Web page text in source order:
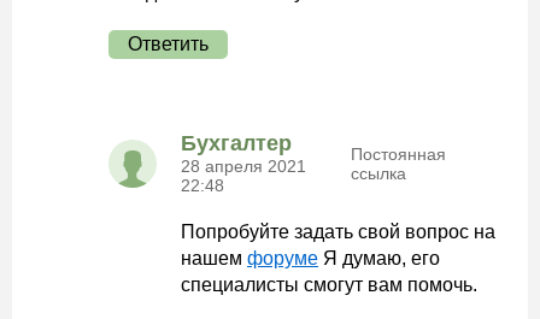
Ответить
Бухгалтер
28 апреля 2021
22:48
Постоянная
ссылка
Попробуйте задать свой вопрос на
нашем форуме Я думаю, его
специалисты смогут вам помочь.